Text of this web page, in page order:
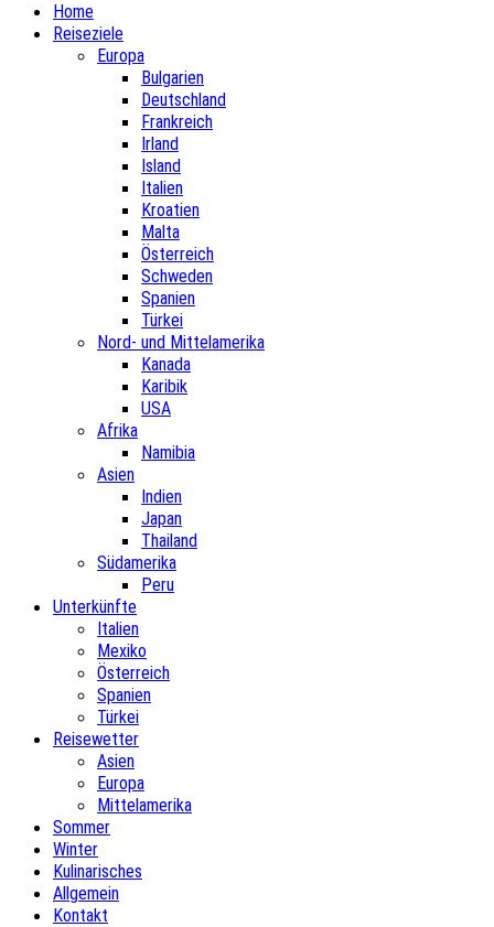
Home
Reiseziele
Europa
Bulgarien
Deutschland
Frankreich
Irland
Island
Italien
Kroatien
Malta
Österreich
Schweden
Spanien
Türkei
Nord- und Mittelamerika
Kanada
Karibik
USA
Afrika
Namibia
Asien
Indien
Japan
Thailand
Südamerika
Peru
Unterkünfte
Italien
Mexiko
Österreich
Spanien
Türkei
Reisewetter
Asien
Europa
Mittelamerika
Sommer
Winter
Kulinarisches
Allgemein
Kontakt